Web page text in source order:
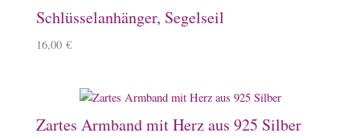
Schlüsselanhänger, Segelseil
16,00 €
Zartes Armband mit Herz aus 925 Silber